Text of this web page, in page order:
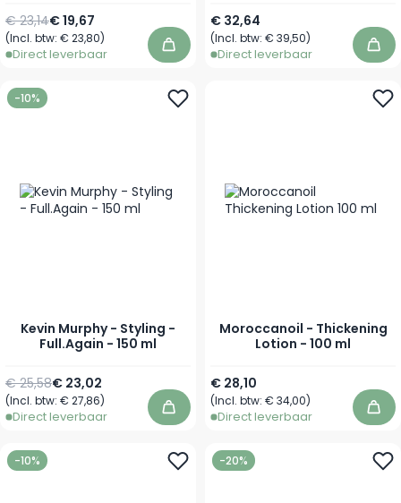
Speciale prijs
€ 19,67
Normale prijs
€ 23,14
(Incl. btw: € 23,80)
Direct leverbaar In winkelwagen
€ 32,64
(Incl. btw: € 39,50)
Direct leverbaar In
-10%
Kevin Murphy - Styling -
Full.Again - 150 ml
Speciale prijs
€ 23,02
Normale prijs
€ 25,58
(Incl. btw: € 27,86)
Direct leverbaar In winkelwagen
Moroccanoil - Thickening
Lotion - 100 ml
€ 28,10
(Incl. btw: € 34,00)
Direct leverbaar In
-10% -20%